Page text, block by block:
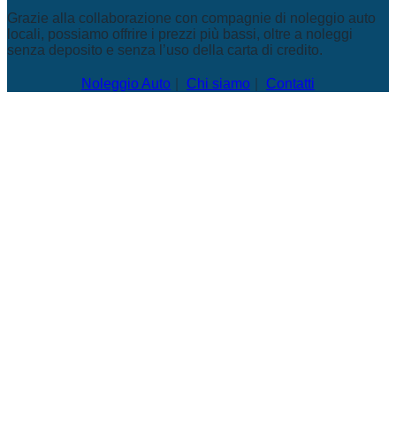
Grazie alla collaborazione con compagnie di noleggio auto
locali, possiamo offrire i prezzi più bassi, oltre a noleggi
senza deposito e senza l’uso della carta di credito.
Noleggio Auto Chi siamo Contatti